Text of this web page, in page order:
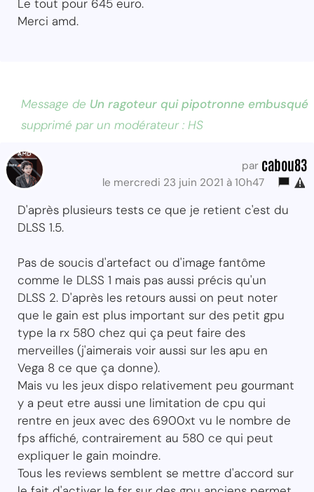
Le tout pour 645 euro.
Merci amd.
Message de Un ragoteur qui pipotronne embusqué
supprimé par un modérateur : HS
par cabou83
le mercredi 23 juin 2021 à 10h47
D'après plusieurs tests ce que je retient c'est du
DLSS 1.5.
Pas de soucis d'artefact ou d'image fantôme
comme le DLSS 1 mais pas aussi précis qu'un
DLSS 2. D'après les retours aussi on peut noter
que le gain est plus important sur des petit gpu
type la rx 580 chez qui ça peut faire des
merveilles (j'aimerais voir aussi sur les apu en
Vega 8 ce que ça donne).
Mais vu les jeux dispo relativement peu gourmant
y a peut etre aussi une limitation de cpu qui
rentre en jeux avec des 6900xt vu le nombre de
fps affiché, contrairement au 580 ce qui peut
expliquer le gain moindre.
Tous les reviews semblent se mettre d'accord sur